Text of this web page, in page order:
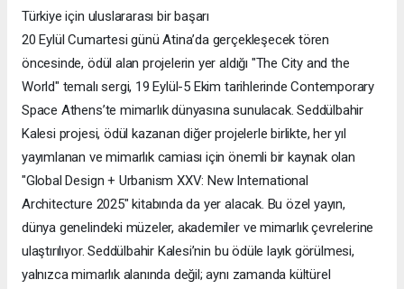
Türkiye için uluslararası bir başarı
20 Eylül Cumartesi günü Atina’da gerçekleşecek tören
öncesinde, ödül alan projelerin yer aldığı "The City and the
World" temalı sergi, 19 Eylül-5 Ekim tarihlerinde Contemporary
Space Athens’te mimarlık dünyasına sunulacak. Seddülbahir
Kalesi projesi, ödül kazanan diğer projelerle birlikte, her yıl
yayımlanan ve mimarlık camiası için önemli bir kaynak olan
"Global Design + Urbanism XXV: New International
Architecture 2025" kitabında da yer alacak. Bu özel yayın,
dünya genelindeki müzeler, akademiler ve mimarlık çevrelerine
ulaştırılıyor. Seddülbahir Kalesi’nin bu ödüle layık görülmesi,
yalnızca mimarlık alanında değil; aynı zamanda kültürel